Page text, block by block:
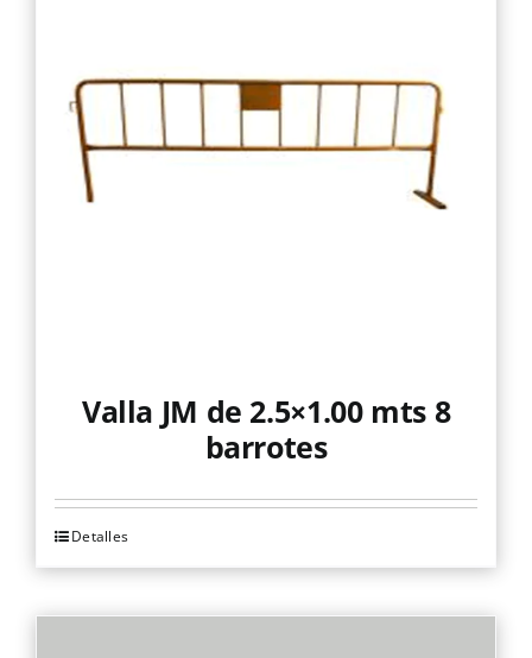
Valla JM de 2.5×1.00 mts 8
barrotes
Detalles